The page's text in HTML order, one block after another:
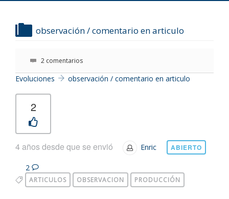
observación / comentario en articulo
2 comentarios
Evoluciones observación / comentario en articulo
2
4 años desde que se envió Enric ABIERTO
2
ARTICULOS OBSERVACION PRODUCCIÓN